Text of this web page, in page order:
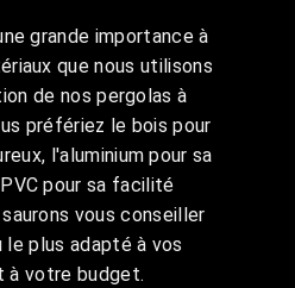
grande importance à
que nous utilisons
de nos pergolas à
préfériez le bois pour
l'aluminium pour sa
pour sa facilité
vous conseiller
le plus adapté à vos
à votre budget.